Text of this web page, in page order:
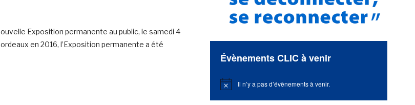
Exposition permanente au public, le samedi 4
en 2016, l’Exposition permanente a été
Évènements CLIC à venir
Notice Il n’y a pas d’évènements à venir.